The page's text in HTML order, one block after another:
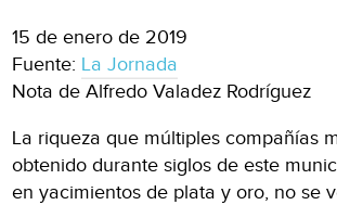
15 de enero de 2019
Fuente: La Jornada
Nota de Alfredo Valadez Rodríguez
La riqueza que múltiples compañías
obtenido durante siglos de este
en yacimientos de plata y oro, no se